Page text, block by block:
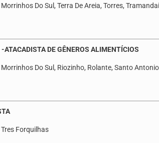
Do Sul, Terra De Areia, Torres,
DE GÊNEROS ALIMENTÍCIOS
Do Sul, Riozinho, Rolante, Santo
Forquilhas